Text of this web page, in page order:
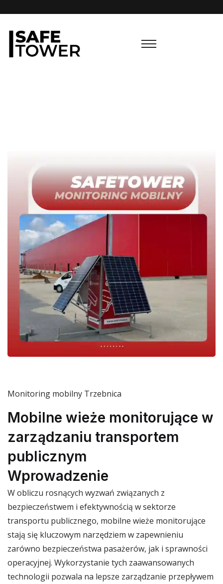
Monitoring mobilny Trzebnica
Mobilne wieże monitorujące w
zarządzaniu transportem
publicznym
Wprowadzenie
W obliczu rosnących wyzwań związanych z
bezpieczeństwem i efektywnością w sektorze
transportu publicznego, mobilne wieże monitorujące
stają się kluczowym narzędziem w zapewnieniu
zarówno bezpieczeństwa pasażerów, jak i sprawności
operacyjnej. Wykorzystanie tych zaawansowanych
technologii pozwala na lepsze zarządzanie przepływem